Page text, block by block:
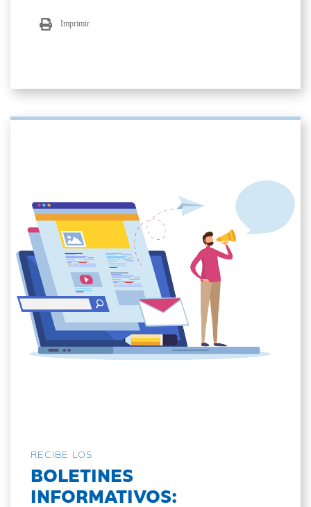
Imprimir
RECIBE LOS
BOLETINES
INFORMATIVOS: